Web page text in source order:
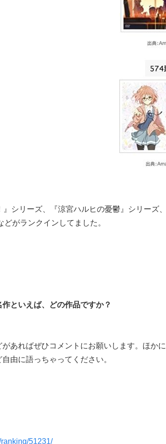
シリーズ、『涼宮ハルヒの憂鬱』シリーズ、
がランクインしてました。
といえば、どの作品ですか？
あればぜひコメントにお願いします。ほかに
由に語っちゃってください。
51231/